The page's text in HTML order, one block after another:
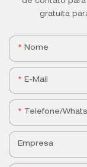
gratuita
Nome
E-Mail
Telefone/
Empresa